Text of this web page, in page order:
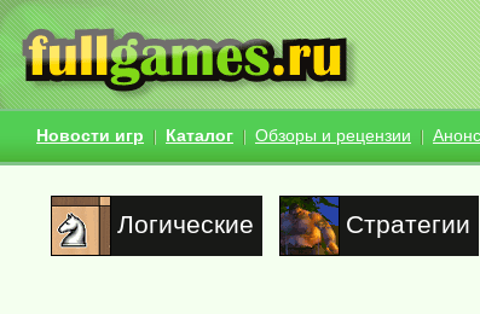
Новости игр Каталог Обзоры и рецензии
Логические Стратегии